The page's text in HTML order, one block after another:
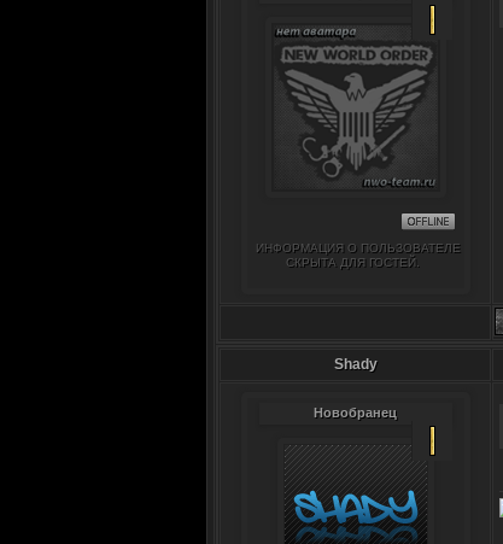
ИНФОРМАЦИЯ О ПОЛЬЗОВАТЕЛЕ
СКРЫТА ДЛЯ ГОСТЕЙ.
Shady
Новобранец